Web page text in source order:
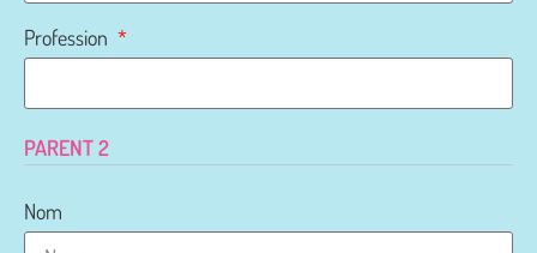
Profession
PARENT 2
Nom